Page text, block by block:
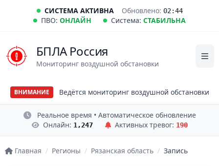
СИСТЕМА АКТИВНА Обновлено: 02:44
ПВО: ОНЛАЙН Система: СТАБИЛЬНА
БПЛА Россия
Мониторинг воздушной обстановки
ВНИМАНИЕ Ведётся мониторинг воздушной обстановки
Реальное время • Автоматическое обновление
Онлайн: 1,247 Активных тревог: 190
Главная / Регионы / Рязанская область / Запись